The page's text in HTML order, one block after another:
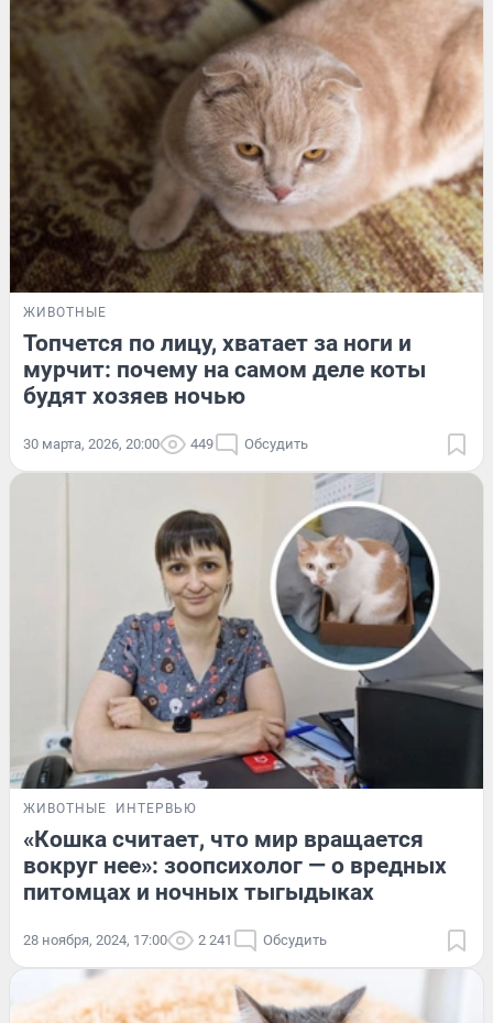
ЖИВОТНЫЕ
Топчется по лицу, хватает за ноги и
мурчит: почему на самом деле коты
будят хозяев ночью
30 марта, 2026, 20:00 449 Обсудить
ЖИВОТНЫЕ ИНТЕРВЬЮ
«Кошка считает, что мир вращается
вокруг нее»: зоопсихолог — о вредных
питомцах и ночных тыгыдыках
28 ноября, 2024, 17:00 2 241 Обсудить